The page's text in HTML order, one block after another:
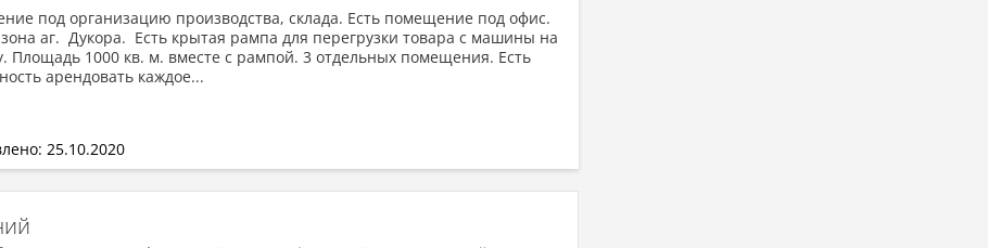
под организацию производства, склада. Есть помещение под офис.
аг. Дукора. Есть крытая рампа для перегрузки товара с машины на
Площадь 1000 кв. м. вместе с рампой. 3 отдельных помещения. Есть
арендовать каждое...
25.10.2020